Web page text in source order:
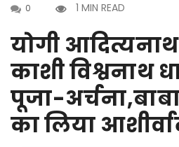
0
1 MIN READ
योगी
काशी विश्वनाथ
पूजा-
का लिया